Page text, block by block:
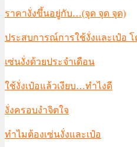
ราคางั่งขึ้นอยู่กับ…(จุด จุด จุด)
ประสบการณ์การใช้งั่งและเป๋อ โ
เซ่นงั่งด้วยประจำเดือน
ใช้งั่งเป๋อแล้วเงียบ…ทำไงดี
งั่งครอบงำจิตใจ
ทำไมต้องเซ่นงั่งและเป๋อ